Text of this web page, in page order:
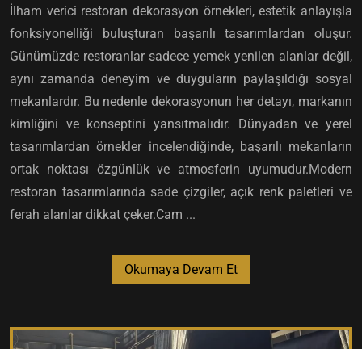
İlham verici restoran dekorasyon örnekleri, estetik anlayışla
fonksiyonelliği buluşturan başarılı tasarımlardan oluşur.
Günümüzde restoranlar sadece yemek yenilen alanlar değil,
aynı zamanda deneyim ve duyguların paylaşıldığı sosyal
mekanlardır. Bu nedenle dekorasyonun her detayı, markanın
kimliğini ve konseptini yansıtmalıdır. Dünyadan ve yerel
tasarımlardan örnekler incelendiğinde, başarılı mekanların
ortak noktası özgünlük ve atmosferin uyumudur.Modern
restoran tasarımlarında sade çizgiler, açık renk paletleri ve
ferah alanlar dikkat çeker.Cam ...
Okumaya Devam Et